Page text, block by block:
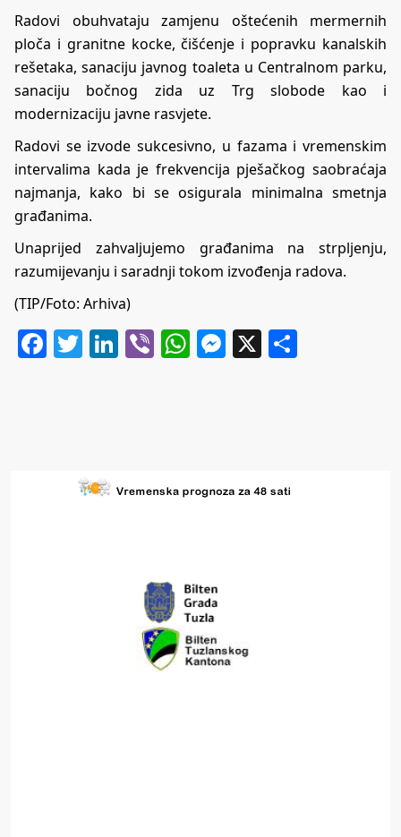
Radovi obuhvataju zamjenu oštećenih mermernih
ploča i granitne kocke, čišćenje i popravku kanalskih
rešetaka, sanaciju javnog toaleta u Centralnom parku,
sanaciju bočnog zida uz Trg slobode kao i
modernizaciju javne rasvjete.
Radovi se izvode sukcesivno, u fazama i vremenskim
intervalima kada je frekvencija pješačkog saobraćaja
najmanja, kako bi se osigurala minimalna smetnja
građanima.
Unaprijed zahvaljujemo građanima na strpljenju,
razumijevanju i saradnji tokom izvođenja radova.
(TIP/Foto: Arhiva)
Facebook
Twitter
LinkedIn
ViberWhatsApp
Messenger
X